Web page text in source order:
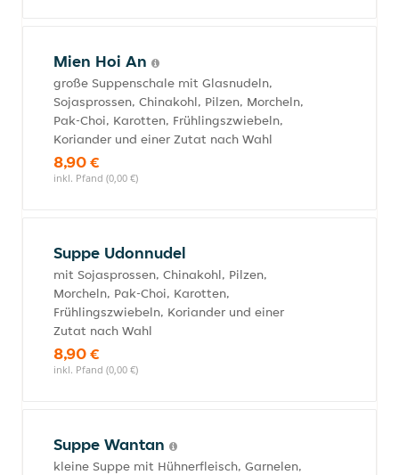
Mien Hoi An
große Suppenschale mit Glasnudeln,
Sojasprossen, Chinakohl, Pilzen, Morcheln,
Pak-Choi, Karotten, Frühlingszwiebeln,
Koriander und einer Zutat nach Wahl
8,90 €
inkl. Pfand (0,00 €)
Suppe Udonnudel
mit Sojasprossen, Chinakohl, Pilzen,
Morcheln, Pak-Choi, Karotten,
Frühlingszwiebeln, Koriander und einer
Zutat nach Wahl
8,90 €
inkl. Pfand (0,00 €)
Suppe Wantan
kleine Suppe mit Hühnerfleisch, Garnelen,